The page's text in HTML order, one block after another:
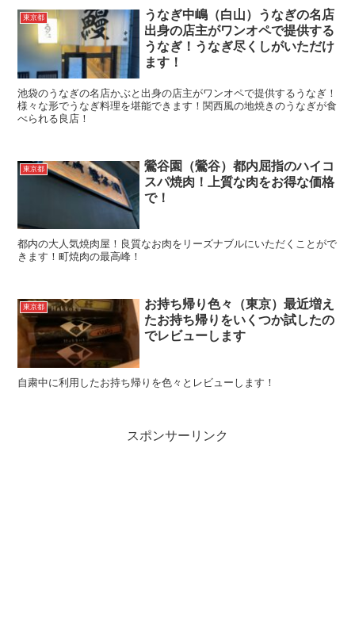
東京都
うなぎ中嶋（白山）うなぎの名店
出身の店主がワンオペで提供する
うなぎ！うなぎ尽くしがいただけ
ます！
池袋のうなぎの名店かぶと出身の店主がワンオペで提供するうなぎ！
様々な形でうなぎ料理を堪能できます！関西風の地焼きのうなぎが食
べられる良店！
東京都
鶯谷園（鶯谷）都内屈指のハイコ
スパ焼肉！上質な肉をお得な価格
で！
都内の大人気焼肉屋！良質なお肉をリーズナブルにいただくことがで
きます！町焼肉の最高峰！
東京都
お持ち帰り色々（東京）最近増え
たお持ち帰りをいくつか試したの
でレビューします
自粛中に利用したお持ち帰りを色々とレビューします！
スポンサーリンク